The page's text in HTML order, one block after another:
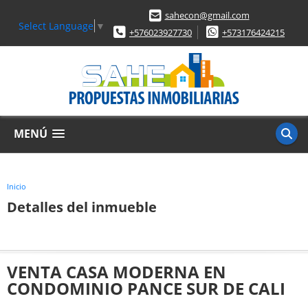
Select Language ▼
sahecon@gmail.com
+576023927730
+573176424215
MENÚ
Inicio
Detalles del inmueble
VENTA CASA MODERNA EN
CONDOMINIO PANCE SUR DE CALI